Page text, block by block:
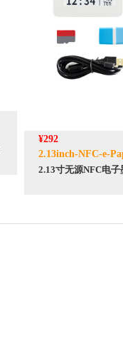
¥292
2.13inch-NFC-e-
2.13寸无源NFC电